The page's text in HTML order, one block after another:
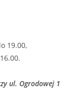
19.00,
ul. Ogrodowej 1